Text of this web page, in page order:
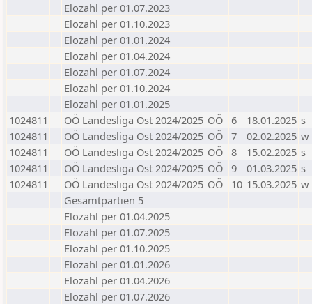
Elozahl per 01.07.2023
Elozahl per 01.10.2023
Elozahl per 01.01.2024
Elozahl per 01.04.2024
Elozahl per 01.07.2024
Elozahl per 01.10.2024
Elozahl per 01.01.2025
1024811
OÖ Landesliga Ost 2024/2025 OÖ 6 18.01.2025 s
1024811
OÖ Landesliga Ost 2024/2025 OÖ 7 02.02.2025 w
1024811
OÖ Landesliga Ost 2024/2025 OÖ 8 15.02.2025 s
1024811
OÖ Landesliga Ost 2024/2025 OÖ 9 01.03.2025 s
1024811
OÖ Landesliga Ost 2024/2025 OÖ 10 15.03.2025 w
Gesamtpartien 5
Elozahl per 01.04.2025
Elozahl per 01.07.2025
Elozahl per 01.10.2025
Elozahl per 01.01.2026
Elozahl per 01.04.2026
Elozahl per 01.07.2026